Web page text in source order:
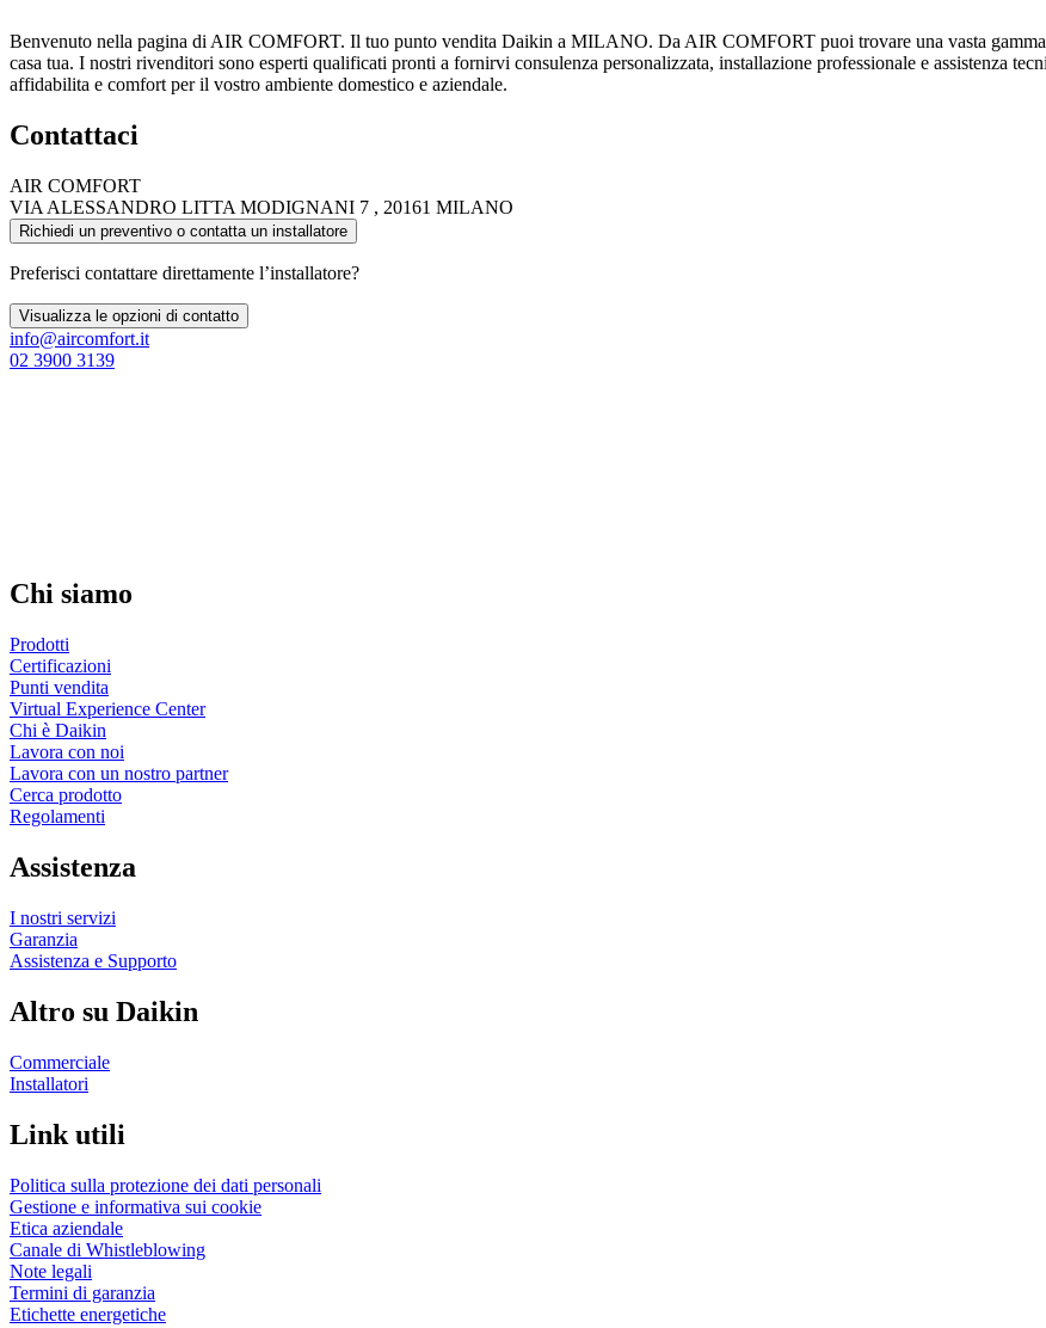
Benvenuto nella pagina di AIR COMFORT. Il tuo punto vendita Daikin a MILANO. Da AIR COMFORT puoi trovare una vasta
casa tua. I nostri rivenditori sono esperti qualificati pronti a fornirvi consulenza personalizzata, installazione professionale e assistenza
affidabilita e comfort per il vostro ambiente domestico e aziendale.
Contattaci
AIR COMFORT
VIA ALESSANDRO LITTA MODIGNANI 7 , 20161 MILANO
Richiedi un preventivo o contatta un installatore
Preferisci contattare direttamente l’installatore?
Visualizza le opzioni di contatto
info@aircomfort.it
02 3900 3139
Chi siamo
Prodotti
Certificazioni
Punti vendita
Virtual Experience Center
Chi è Daikin
Lavora con noi
Lavora con un nostro partner
Cerca prodotto
Regolamenti
Assistenza
I nostri servizi
Garanzia
Assistenza e Supporto
Altro su Daikin
Commerciale
Installatori
Link utili
Politica sulla protezione dei dati personali
Gestione e informativa sui cookie
Etica aziendale
Canale di Whistleblowing
Note legali
Termini di garanzia
Etichette energetiche